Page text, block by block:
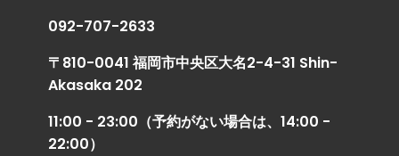
092-707-2633
〒810-0041 福岡市中央区大名2-4-31 Shin-
Akasaka 202
11:00 - 23:00（予約がない場合は、14:00 -
22:00）